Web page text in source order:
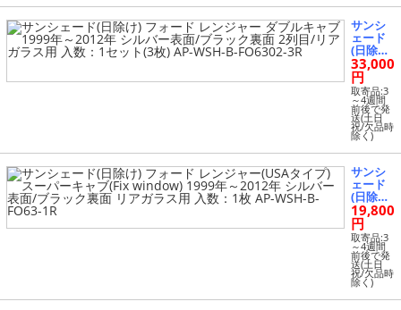
枚) AP-
WSH-B-
FO63-2
U
(Fix wi
ndow)
1999年
～2012
年 シル
バー表
面/ブラ
ック裏
面 2列
目/リア
ガラス
用 入
数：1セ
ット(3
枚) AP-
WSH-B-
FO63-3
R
サンシ
ェード
(日除け)
フォー
ド レン
ジャー
ダブル
キャブ 1
999年～
2012年
シルバ
ー表面/
ブラッ
ク裏面 2
列目/リ
アガラ
ス用 入
数：1セ
ット(3
枚) AP-
WSH-B-
FO6302-
3R
33,000
円
取寄品:3
～4週間
前後で発
送(土日
祝/欠品時
除く)
サンシ
ェード
(日除け)
フォー
ド レン
ジャー
(USAタ
イプ) ス
ーパー
キャブ
(Fix wi
19,800
円
取寄品:3
～4週間
前後で発
送(土日
祝/欠品時
除く)